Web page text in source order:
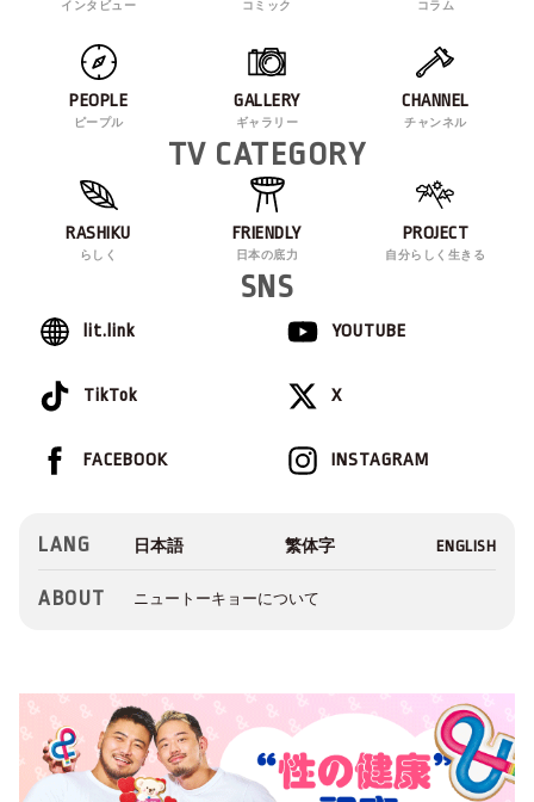
インタビュー コミック コラム
PEOPLE
ピープル
GALLERY
ギャラリー
CHANNEL
チャンネル
TV CATEGORY
RASHIKU
らしく
FRIENDLY
日本の底力
PROJECT
自分らしく生きる
SNS
lit.link YOUTUBE
TikTok X
INSTAGRAM
FACEBOOK
LANG
ABOUT ニュートーキョーについて